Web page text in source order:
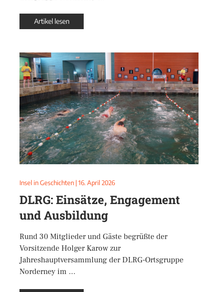
Artikel lesen
Insel in Geschichten | 16. April 2026
DLRG: Einsätze, Engagement
und Ausbildung
Rund 30 Mitglieder und Gäste begrüßte der
Vorsitzende Holger Karow zur
Jahreshauptversammlung der DLRG-Ortsgruppe
Norderney im …